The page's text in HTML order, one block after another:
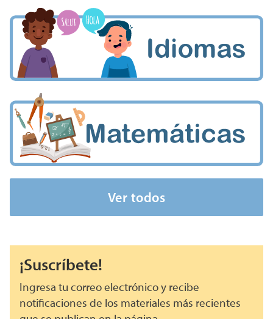
Ver todos
¡Suscríbete!
Ingresa tu correo electrónico y recibe
notificaciones de los materiales más recientes